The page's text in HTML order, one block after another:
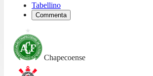
Tabellino
Commenta
Chapecoense